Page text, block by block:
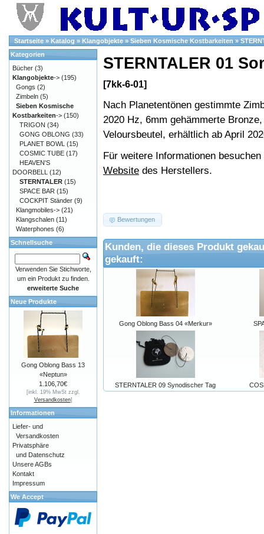
Startseite » Katalog » Klangobjekte » Sieben Kosmische Kostbarkeiten »
STERNTALER 01
[7kk-6-01]
Nach Planetentönen gestimmte
2020 Hz, 6mm gehämmerte Bronze,
Veloursbeutel, erhältlich ab April
Für weitere Informationen
Website des Herstellers.
Bewertungen
Kunden, die dieses Produkt
gekauft:
Gong Oblong Bass 04 «Merkur»
STERNTALER 09 Synodischer Tag
Kategorien
Bücher (3)
Klangobjekte-> (195)
Gongs (2)
Zimbeln (5)
Sieben Kosmische
Kostbarkeiten-> (150)
TRIGON (34)
GONG OBLONG (33)
PLANET BOWL (15)
COSMIC TUBE (17)
HEAVEN'S
DOORBELL (12)
STERNTALER (15)
SPACE BAR (15)
COCKPIT Ständer (9)
Klangmobiles-> (21)
Klangschalen (11)
Waterphones (6)
Schnellsuche
Verwenden Sie Stichworte,
um ein Produkt zu finden.
erweiterte Suche
Neue Produkte
Gong Oblong Bass 13
«Neptun»
1.106,70€
[inkl. 19% MwSt zzgl.
Versandkosten]
Informationen
Liefer- und
Versandkosten
Privatsphäre
und Datenschutz
Unsere AGBs
Kontakt
Impressum
We Accept